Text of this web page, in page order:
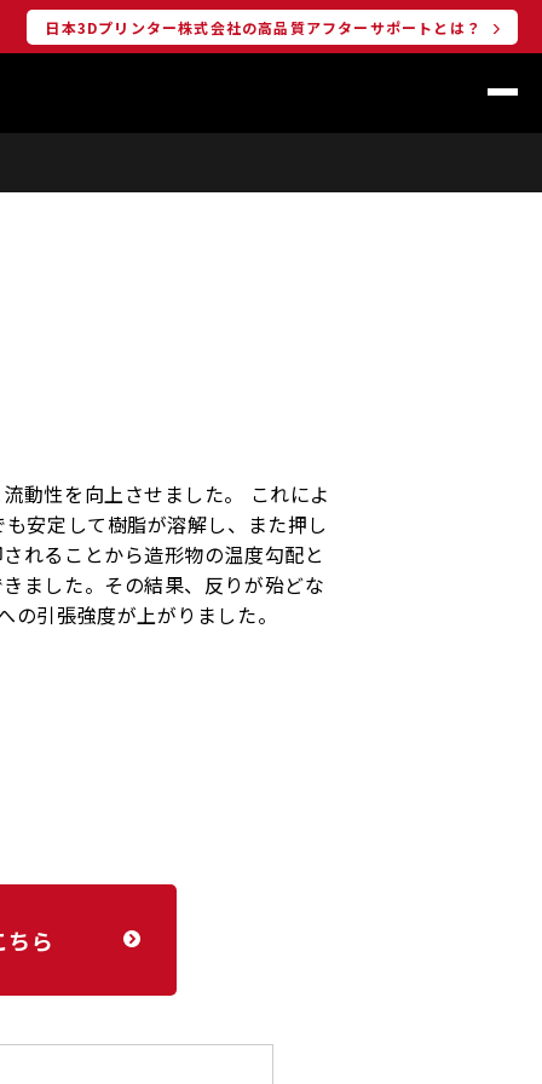
日本3Dプリンター株式会社の高品質アフターサポートとは？
動性を向上させました。 これによ
安定して樹脂が溶解し、また押し
れることから造形物の温度勾配と
ました。その結果、反りが殆どな
引張強度が上がりました。
ちら